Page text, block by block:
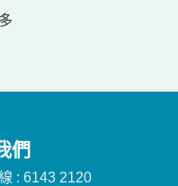
們
: 6143 2120